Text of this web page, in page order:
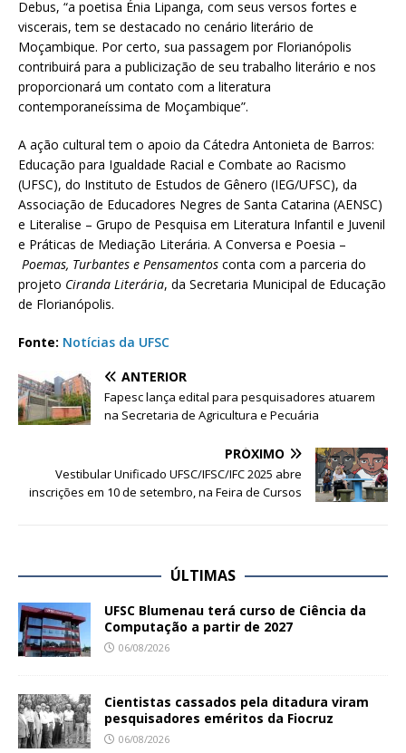
Debus, “a poetisa Énia Lipanga, com seus versos fortes e
viscerais, tem se destacado no cenário literário de
Moçambique. Por certo, sua passagem por Florianópolis
contribuirá para a publicização de seu trabalho literário e nos
proporcionará um contato com a literatura
contemporaneíssima de Moçambique”.
A ação cultural tem o apoio da Cátedra Antonieta de Barros:
Educação para Igualdade Racial e Combate ao Racismo
(UFSC), do Instituto de Estudos de Gênero (IEG/UFSC), da
Associação de Educadores Negres de Santa Catarina (AENSC)
e Literalise – Grupo de Pesquisa em Literatura Infantil e Juvenil
e Práticas de Mediação Literária. A Conversa e Poesia –
Poemas, Turbantes e Pensamentos conta com a parceria do
projeto Ciranda Literária, da Secretaria Municipal de Educação
de Florianópolis.
Fonte: Notícias da UFSC
ANTERIOR
Fapesc lança edital para pesquisadores atuarem
na Secretaria de Agricultura e Pecuária
PRÓXIMO
Vestibular Unificado UFSC/IFSC/IFC 2025 abre
inscrições em 10 de setembro, na Feira de Cursos
ÚLTIMAS
UFSC Blumenau terá curso de Ciência da
Computação a partir de 2027
06/08/2026
Cientistas cassados pela ditadura viram
pesquisadores eméritos da Fiocruz
06/08/2026